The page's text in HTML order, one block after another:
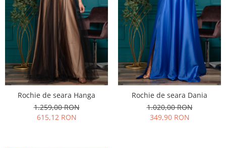
Rochie de seara Hanga
1.259,00 RON
615,12 RON
Rochie de seara Dania
1.020,00 RON
349,90 RON